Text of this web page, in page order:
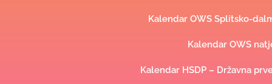
Kalendar OWS Splitsko-
Kalendar OWS
Kalendar HSDP – Državna